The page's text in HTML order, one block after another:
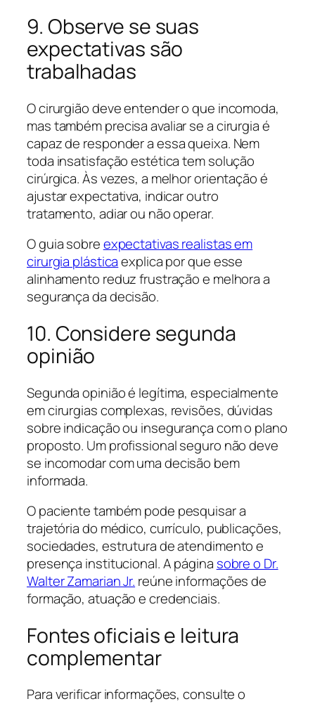
9. Observe se suas
expectativas são
trabalhadas
O cirurgião deve entender o que incomoda,
mas também precisa avaliar se a cirurgia é
capaz de responder a essa queixa. Nem
toda insatisfação estética tem solução
cirúrgica. Às vezes, a melhor orientação é
ajustar expectativa, indicar outro
tratamento, adiar ou não operar.
O guia sobreexpectativas realistas em
cirurgia plásticaexplica por que esse
alinhamento reduz frustração e melhora a
segurança da decisão.
10. Considere segunda
opinião
Segunda opinião é legítima, especialmente
em cirurgias complexas, revisões, dúvidas
sobre indicação ou insegurança com o plano
proposto. Um profissional seguro não deve
se incomodar com uma decisão bem
informada.
O paciente também pode pesquisar a
trajetória do médico, currículo, publicações,
sociedades, estrutura de atendimento e
presença institucional. A página sobre o Dr.
Walter Zamarian Jr. reúne informações de
formação, atuação e credenciais.
Fontes oficiais e leitura
complementar
Para verificar informações, consulte o